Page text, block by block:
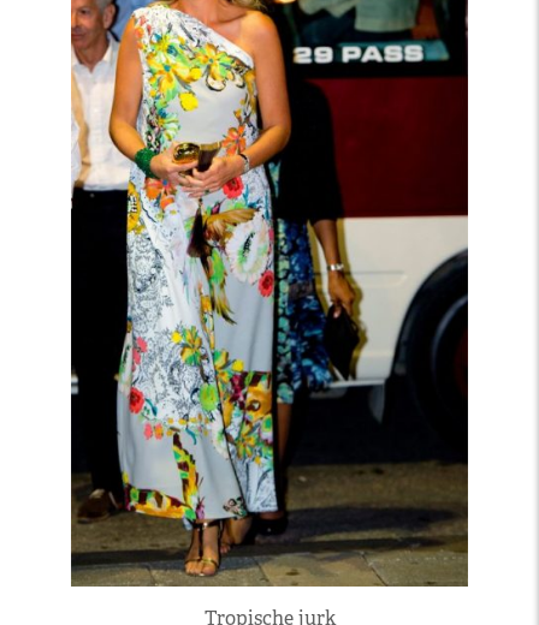
Tropische jurk